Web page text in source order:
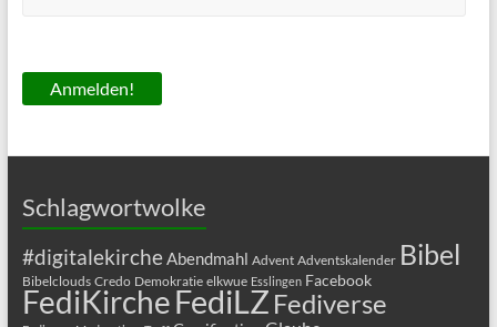
Schlagwortwolke
#digitalekircheAbendmahl Advent Adventskalender Bibel
Bibelclouds Credo Demokratie elkwue Esslingen Facebook
FediKircheFediLZ Fediverse